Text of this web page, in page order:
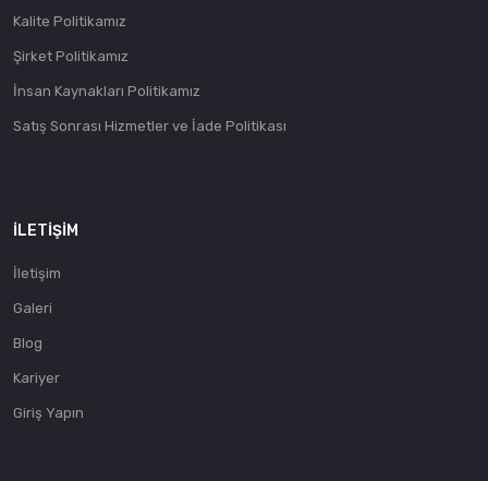
Kalite Politikamız
Şirket Politikamız
İnsan Kaynakları Politikamız
Satış Sonrası Hizmetler ve İade Politikası
İLETIŞIM
İletişim
Galeri
Blog
Kariyer
Giriş Yapın